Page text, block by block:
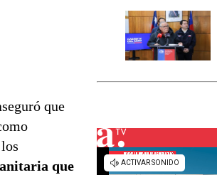
que
que
Preventiva en
tres comunas